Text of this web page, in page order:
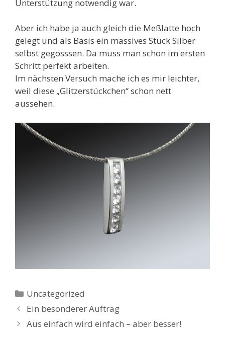
Unterstützung notwendig war.
Aber ich habe ja auch gleich die Meßlatte hoch
gelegt und als Basis ein massives Stück Silber
selbst gegosssen. Da muss man schon im ersten
Schritt perfekt arbeiten.
Im nächsten Versuch mache ich es mir leichter,
weil diese „Glitzerstückchen“ schon nett
aussehen.
Kategorien
Uncategorized
Ein besonderer Auftrag
Aus einfach wird einfach – aber besser!